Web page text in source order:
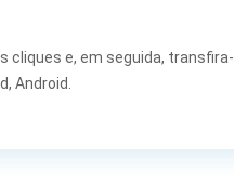
cliques e, em seguida, transfira-
Android.